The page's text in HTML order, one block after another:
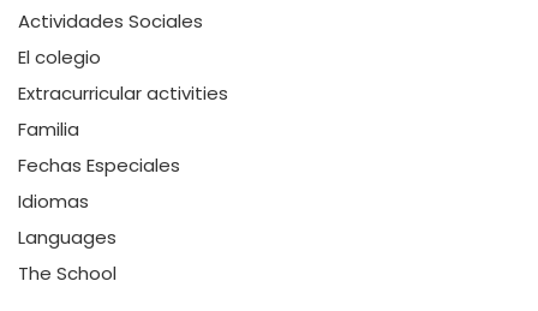
Actividades Sociales
El colegio
Extracurricular activities
Familia
Fechas Especiales
Idiomas
Languages
The School